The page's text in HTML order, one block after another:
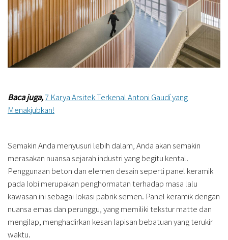
Baca juga,7 Karya Arsitek Terkenal Antoni Gaudí yang
Menakjubkan!
Semakin Anda menyusuri lebih dalam, Anda akan semakin
merasakan nuansa sejarah industri yang begitu kental.
Penggunaan beton dan elemen desain seperti panel keramik
pada lobi merupakan penghormatan terhadap masa lalu
kawasan ini sebagai lokasi pabrik semen. Panel keramik dengan
nuansa emas dan perunggu, yang memiliki tekstur matte dan
mengilap, menghadirkan kesan lapisan bebatuan yang terukir
waktu.